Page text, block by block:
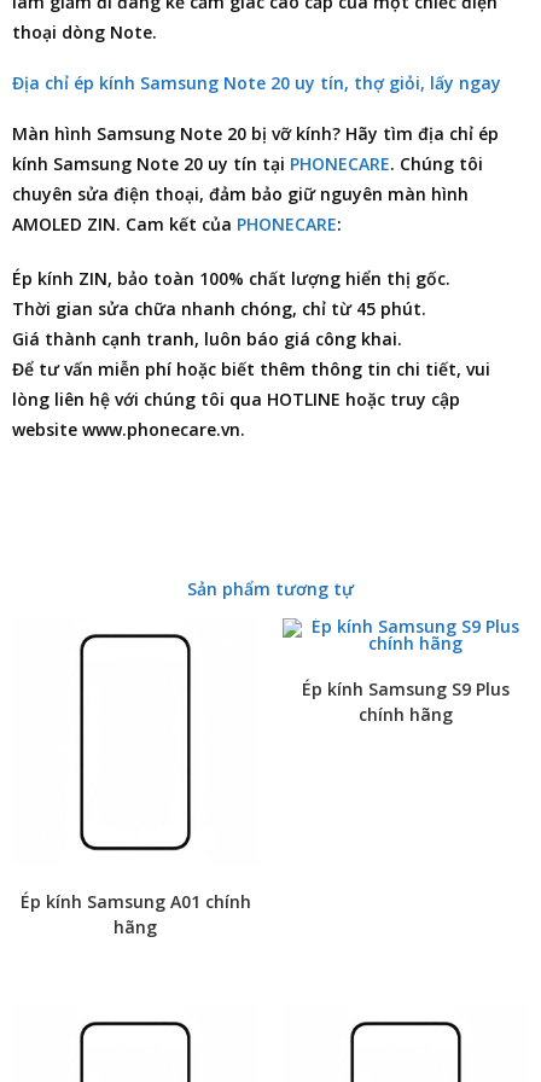
thoại dòng Note.
Địa chỉ ép kính Samsung Note 20 uy tín, thợ giỏi, lấy ngay
Màn hình Samsung Note 20 bị vỡ kính? Hãy tìm địa chỉ ép
kính Samsung Note 20 uy tín tại PHONECARE. Chúng tôi
chuyên sửa điện thoại, đảm bảo giữ nguyên màn hình
AMOLED ZIN. Cam kết của PHONECARE:
Ép kính ZIN, bảo toàn 100% chất lượng hiển thị gốc.
Thời gian sửa chữa nhanh chóng, chỉ từ 45 phút.
Giá thành cạnh tranh, luôn báo giá công khai.
Để tư vấn miễn phí hoặc biết thêm thông tin chi tiết, vui
lòng liên hệ với chúng tôi qua HOTLINE hoặc truy cập
website www.phonecare.vn.
Sản phẩm tương tự
Ép kính Samsung A01 chính
hãng
Ép kính Samsung S9 Plus
chính hãng